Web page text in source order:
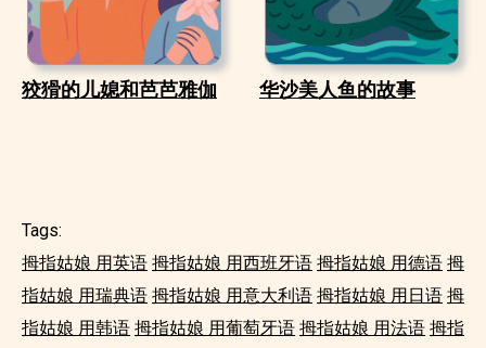
狡猾的儿媳和芭芭雅伽 华沙美人鱼的故事
Tags:
拇指姑娘 用英语 拇指姑娘 用西班牙语 拇指姑娘 用德语 拇
指姑娘 用瑞典语 拇指姑娘 用意大利语 拇指姑娘 用日语 拇
指姑娘 用韩语 拇指姑娘 用葡萄牙语 拇指姑娘 用法语 拇指